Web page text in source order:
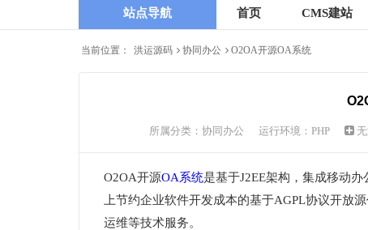
站点导航 首页 CMS建站
当前位置： 洪运源码 协同办公 O2OA开源OA系统
所属分类： 协同办公 运行环境：PHP
O2OA开源OA系统是基于J2EE架构，集成移动
上节约企业软件开发成本的基于AGPL协议开放
运维等技术服务。